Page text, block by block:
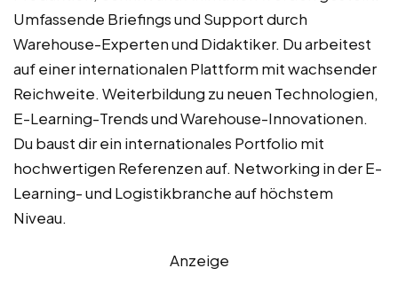
Umfassende Briefings und Support durch
Warehouse-Experten und Didaktiker. Du arbeitest
auf einer internationalen Plattform mit wachsender
Reichweite. Weiterbildung zu neuen Technologien,
E-Learning-Trends und Warehouse-Innovationen.
Du baust dir ein internationales Portfolio mit
hochwertigen Referenzen auf. Networking in der E-
Learning- und Logistikbranche auf höchstem
Niveau.
Anzeige